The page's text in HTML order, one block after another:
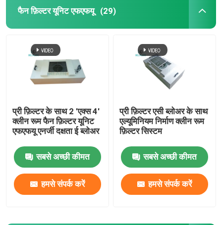
फैन फ़िल्टर यूनिट एफएफयू (29)
प्री फ़िल्टर के साथ 2 'एक्स 4'
क्लीन रूम फैन फ़िल्टर यूनिट
एफएफयू एनर्जी दक्षता ई ब्लोअर
सबसे अच्छी कीमत
हमसे संपर्क करें
प्री फ़िल्टर एसी ब्लोअर के साथ
एल्यूमिनियम निर्माण क्लीन रूम
फ़िल्टर सिस्टम
सबसे अच्छी कीमत
हमसे संपर्क करें